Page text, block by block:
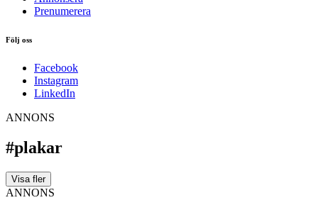
Prenumerera
Följ oss
Facebook
Instagram
LinkedIn
ANNONS
#plakar
Visa fler
ANNONS